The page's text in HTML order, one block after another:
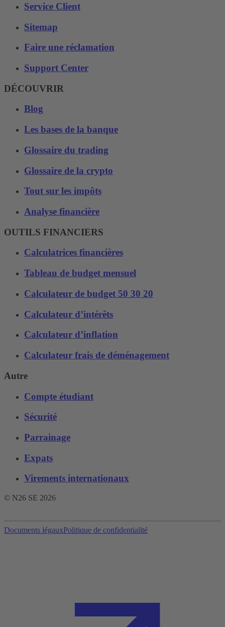
Service Client
Sitemap
Faire une réclamation
Support Center
DÉCOUVRIR
Blog
Les bases de la banque
Glossaire du trading
Glossaire de la crypto
Tout sur les impôts
Analyse financière
OUTILS FINANCIERS
Calculatrices financières
Tableau de budget mensuel
Calculateur de budget 50 30 20
Calculateur d’intérêts
Calculateur d’inflation
Calculateur frais de déménagement
Autre
Compte étudiant
Sécurité
Parrainage
Expats
Virements internationaux
© N26 SE 2026
Documents légauxPolitique de confidentialité